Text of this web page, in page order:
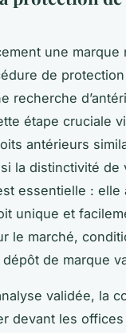
une marque
de
recherche
étape cruciale
antérieurs
la distinctivité de
essentielle : elle
unique et
le marché,
de marque
validée, la
devant les